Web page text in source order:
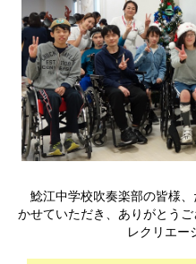
鯰江中学校吹奏楽部の皆様
かせていただき、ありがとうご
レクリエー